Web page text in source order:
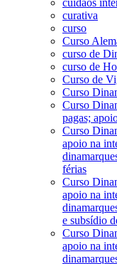
curativa
curso
Curso
curso de
curso de
Curso de
Curso
Curso
pagas;
Curso
apoio na
férias
Curso
apoio na
e subsídio
Curso
apoio na